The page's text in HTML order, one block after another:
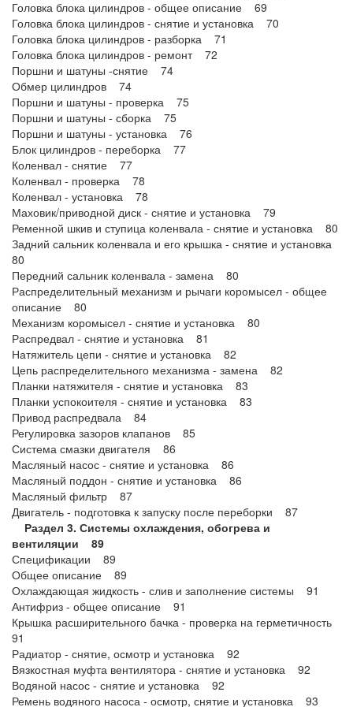
Головка блока цилиндров - общее описание 69
Головка блока цилиндров - снятие и установка 70
Головка блока цилиндров - разборка 71
Головка блока цилиндров - ремонт 72
Поршни и шатуны -снятие 74
Обмер цилиндров 74
Поршни и шатуны - проверка 75
Поршни и шатуны - сборка 75
Поршни и шатуны - установка 76
Блок цилиндров - переборка 77
Коленвал - снятие 77
Коленвал - проверка 78
Коленвал - установка 78
Маховик/приводной диск - снятие и установка 79
Ременной шкив и ступица коленвала - снятие и установка 80
Задний сальник коленвала и его крышка - снятие и установка
80
Передний сальник коленвала - замена 80
Распределительный механизм и рычаги коромысел - общее
описание 80
Механизм коромысел - снятие и установка 80
Распредвал - снятие и установка 81
Натяжитель цепи - снятие и установка 82
Цепь распределительного механизма - замена 82
Планки натяжителя - снятие и установка 83
Планки успокоителя - снятие и установка 83
Привод распредвала 84
Регулировка зазоров клапанов 85
Система смазки двигателя 86
Масляный насос - снятие и установка 86
Масляный поддон - снятие и установка 86
Масляный фильтр 87
Двигатель - подготовка к запуску после переборки 87
Раздел 3. Системы охлаждения, обогрева и
вентиляции 89
Спецификации 89
Общее описание 89
Охлаждающая жидкость - слив и заполнение системы 91
Антифриз - общее описание 91
Крышка расширительного бачка - проверка на герметичность
91
Радиатор - снятие, осмотр и установка 92
Вязкостная муфта вентилятора - снятие и установка 92
Водяной насос - снятие и установка 92
Ремень водяного насоса - осмотр, снятие и установка 93